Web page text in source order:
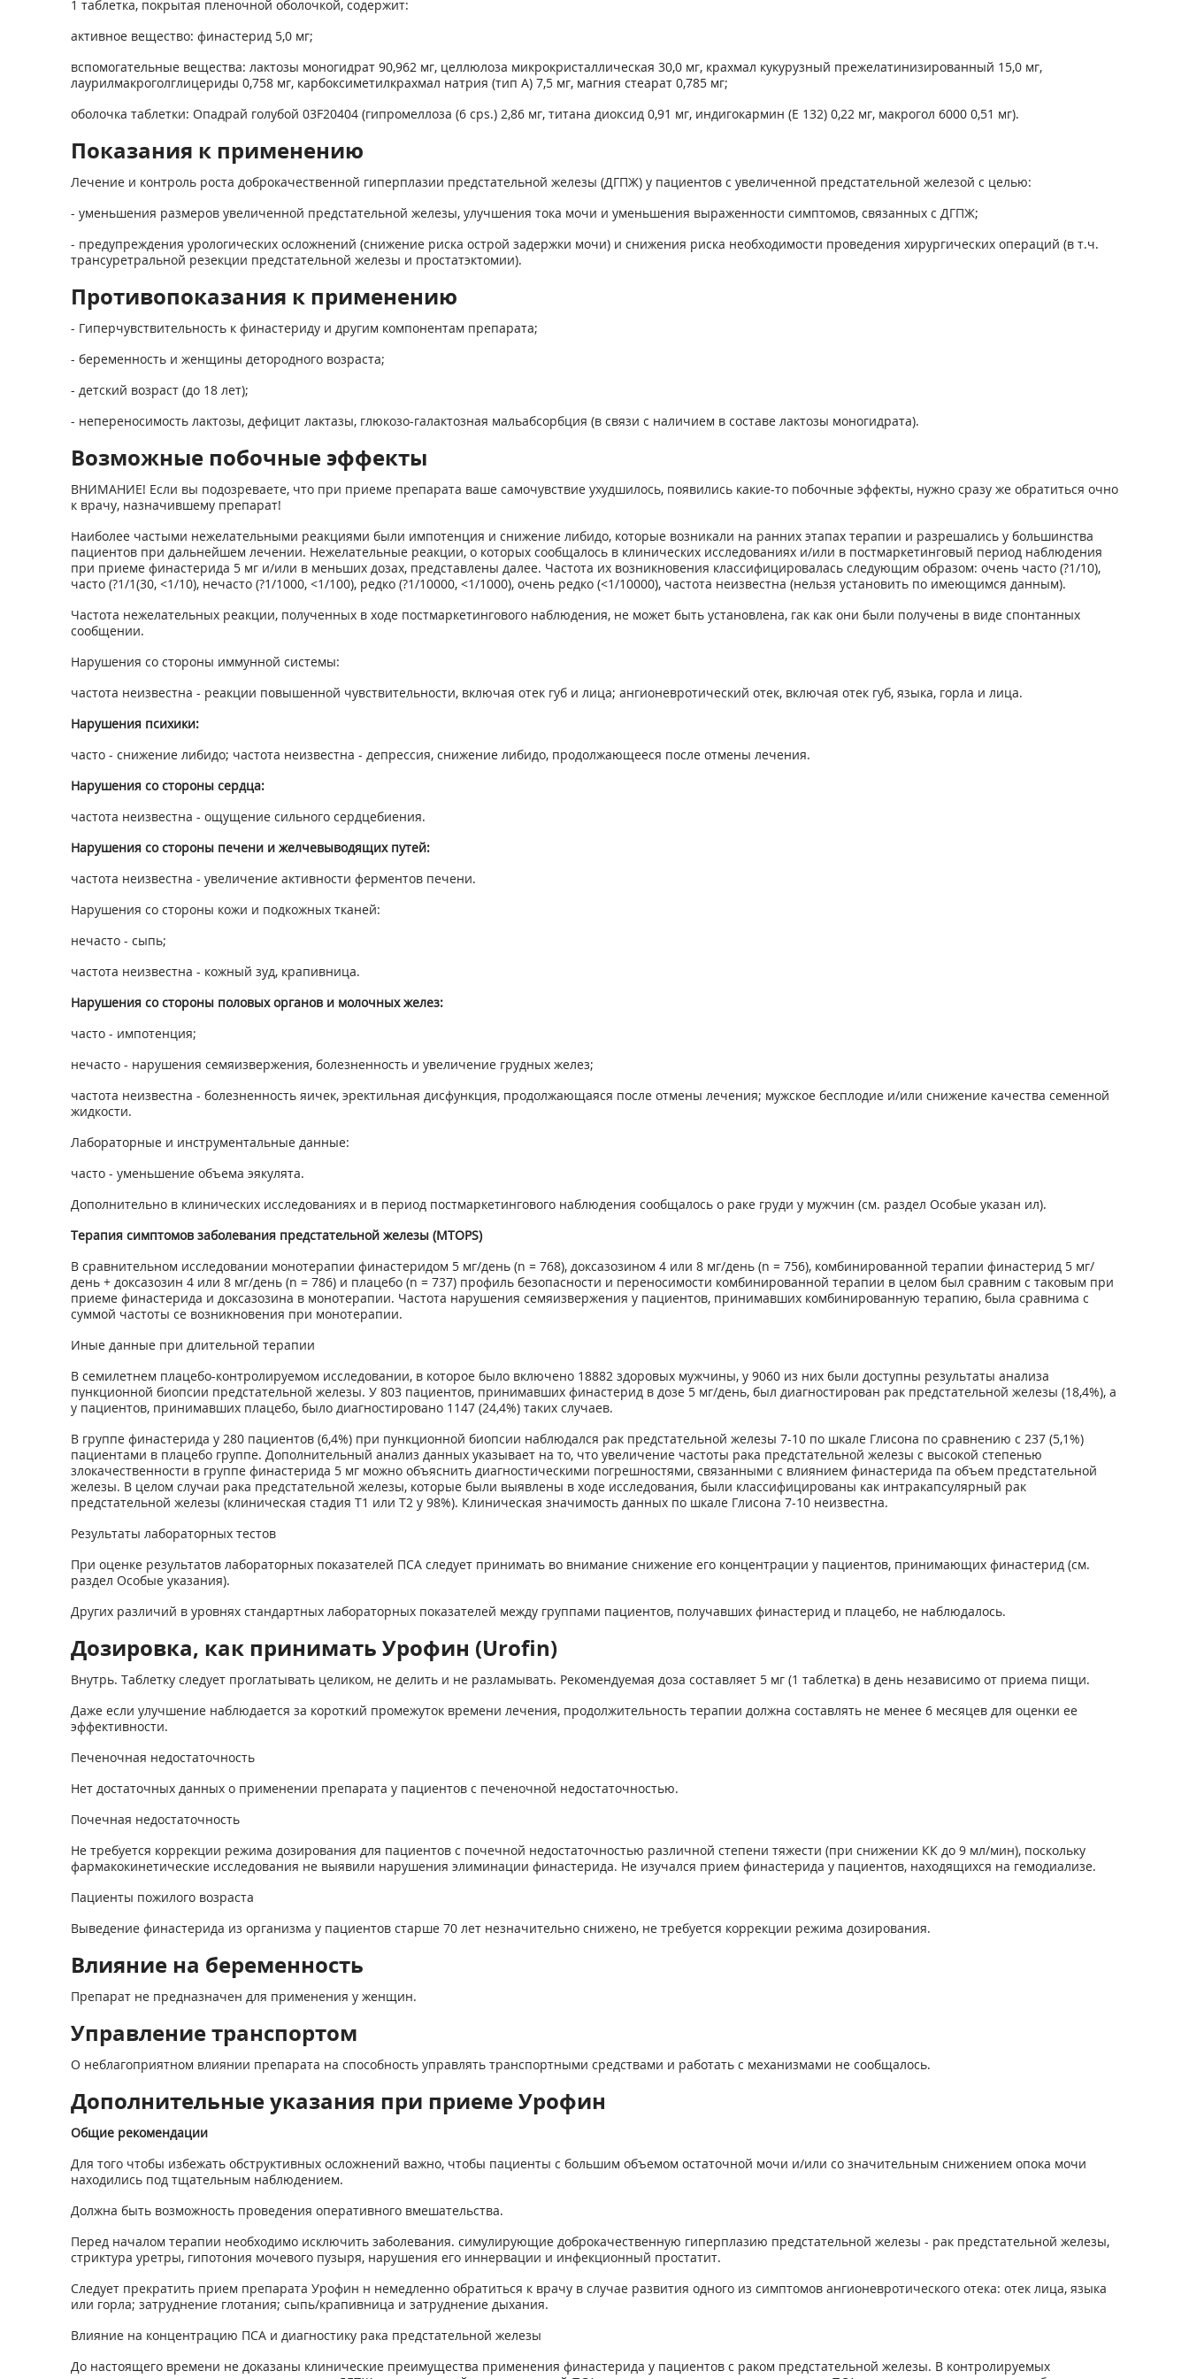
1 таблетка, покрытая пленочной оболочкой, содержит:
активное вещество: финастерид 5,0 мг;
вспомогательные вещества: лактозы моногидрат 90,962 мг, целлюлоза микрокристаллическая 30,0 мг, крахмал кукурузный прежелатинизированный 15,0 мг,
лаурилмакроголглицериды 0,758 мг, карбоксиметилкрахмал натрия (тип А) 7,5 мг, магния стеарат 0,785 мг;
оболочка таблетки: Опадрай голубой 03F20404 (гипромеллоза (6 cps.) 2,86 мг, титана диоксид 0,91 мг, индигокармин (Е 132) 0,22 мг, макрогол 6000 0,51 мг).
Показания к применению
Лечение и контроль роста доброкачественной гиперплазии предстательной железы (ДГПЖ) у пациентов с увеличенной предстательной железой с целью:
- уменьшения размеров увеличенной предстательной железы, улучшения тока мочи и уменьшения выраженности симптомов, связанных с ДГПЖ;
- предупреждения урологических осложнений (снижение риска острой задержки мочи) и снижения риска необходимости проведения хирургических операций (в т.ч.
трансуретральной резекции предстательной железы и простатэктомии).
Противопоказания к применению
- Гиперчувствительность к финастериду и другим компонентам препарата;
- беременность и женщины детородного возраста;
- детский возраст (до 18 лет);
- непереносимость лактозы, дефицит лактазы, глюкозо-галактозная мальабсорбция (в связи с наличием в составе лактозы моногидрата).
Возможные побочные эффекты
ВНИМАНИЕ! Если вы подозреваете, что при приеме препарата ваше самочувствие ухудшилось, появились какие-то побочные эффекты, нужно сразу же обратиться очно
к врачу, назначившему препарат!
Наиболее частыми нежелательными реакциями были импотенция и снижение либидо, которые возникали на ранних этапах терапии и разрешались у большинства
пациентов при дальнейшем лечении. Нежелательные реакции, о которых сообщалось в клинических исследованиях и/или в постмаркетинговый период наблюдения
при приеме финастерида 5 мг и/или в меньших дозах, представлены далее. Частота их возникновения классифицировалась следующим образом: очень часто (?1/10),
часто (?1/1(30, <1/10), нечасто (?1/1000, <1/100), редко (?1/10000, <1/1000), очень редко (<1/10000), частота неизвестна (нельзя установить по имеющимся данным).
Частота нежелательных реакции, полученных в ходе постмаркетингового наблюдения, не может быть установлена, гак как они были получены в виде спонтанных
сообщении.
Нарушения со стороны иммунной системы:
частота неизвестна - реакции повышенной чувствительности, включая отек губ и лица; ангионевротический отек, включая отек губ, языка, горла и лица.
Нарушения психики:
часто - снижение либидо; частота неизвестна - депрессия, снижение либидо, продолжающееся после отмены лечения.
Нарушения со стороны сердца:
частота неизвестна - ощущение сильного сердцебиения.
Нарушения со стороны печени и желчевыводящих путей:
частота неизвестна - увеличение активности ферментов печени.
Нарушения со стороны кожи и подкожных тканей:
нечасто - сыпь;
частота неизвестна - кожный зуд, крапивница.
Нарушения со стороны половых органов и молочных желез:
часто - импотенция;
нечасто - нарушения семяизвержения, болезненность и увеличение грудных желез;
частота неизвестна - болезненность яичек, эректильная дисфункция, продолжающаяся после отмены лечения; мужское бесплодие и/или снижение качества семенной
жидкости.
Лабораторные и инструментальные данные:
часто - уменьшение объема эякулята.
Дополнительно в клинических исследованиях и в период постмаркетингового наблюдения сообщалось о раке груди у мужчин (см. раздел Особые указан ил).
Терапия симптомов заболевания предстательной железы (MTOPS)
В сравнительном исследовании монотерапии финастеридом 5 мг/день (n = 768), доксазозином 4 или 8 мг/день (n = 756), комбинированной терапии финастерид 5 мг/
день + доксазозин 4 или 8 мг/день (n = 786) и плацебо (n = 737) профиль безопасности и переносимости комбинированной терапии в целом был сравним с таковым при
приеме финастерида и доксазозина в монотерапии. Частота нарушения семяизвержения у пациентов, принимавших комбинированную терапию, была сравнима с
суммой частоты се возникновения при монотерапии.
Иные данные при длительной терапии
В семилетнем плацебо-контролируемом исследовании, в которое было включено 18882 здоровых мужчины, у 9060 из них были доступны результаты анализа
пункционной биопсии предстательной железы. У 803 пациентов, принимавших финастерид в дозе 5 мг/день, был диагностирован рак предстательной железы (18,4%), а
у пациентов, принимавших плацебо, было диагностировано 1147 (24,4%) таких случаев.
В группе финастерида у 280 пациентов (6,4%) при пункционной биопсии наблюдался рак предстательной железы 7-10 по шкале Глисона по сравнению с 237 (5,1%)
пациентами в плацебо группе. Дополнительный анализ данных указывает на то, что увеличение частоты рака предстательной железы с высокой степенью
злокачественности в группе финастерида 5 мг можно объяснить диагностическими погрешностями, связанными с влиянием финастерида па объем предстательной
железы. В целом случаи рака предстательной железы, которые были выявлены в ходе исследования, были классифицированы как интракапсулярный рак
предстательной железы (клиническая стадия Т1 или Т2 у 98%). Клиническая значимость данных по шкале Глисона 7-10 неизвестна.
Результаты лабораторных тестов
При оценке результатов лабораторных показателей ПСА следует принимать во внимание снижение его концентрации у пациентов, принимающих финастерид (см.
раздел Особые указания).
Других различий в уровнях стандартных лабораторных показателей между группами пациентов, получавших финастерид и плацебо, не наблюдалось.
Дозировка, как принимать Урофин (Urofin)
Внутрь. Таблетку следует проглатывать целиком, не делить и не разламывать. Рекомендуемая доза составляет 5 мг (1 таблетка) в день независимо от приема пищи.
Даже если улучшение наблюдается за короткий промежуток времени лечения, продолжительность терапии должна составлять не менее 6 месяцев для оценки ее
эффективности.
Печеночная недостаточность
Нет достаточных данных о применении препарата у пациентов с печеночной недостаточностью.
Почечная недостаточность
Не требуется коррекции режима дозирования для пациентов с почечной недостаточностью различной степени тяжести (при снижении КК до 9 мл/мин), поскольку
фармакокинетические исследования не выявили нарушения элиминации финастерида. Не изучался прием финастерида у пациентов, находящихся на гемодиализе.
Пациенты пожилого возраста
Выведение финастерида из организма у пациентов старше 70 лет незначительно снижено, не требуется коррекции режима дозирования.
Влияние на беременность
Препарат не предназначен для применения у женщин.
Управление транспортом
О неблагоприятном влиянии препарата на способность управлять транспортными средствами и работать с механизмами не сообщалось.
Дополнительные указания при приеме Урофин
Общие рекомендации
Для того чтобы избежать обструктивных осложнений важно, чтобы пациенты с большим объемом остаточной мочи и/или со значительным снижением опока мочи
находились под тщательным наблюдением.
Должна быть возможность проведения оперативного вмешательства.
Перед началом терапии необходимо исключить заболевания. симулирующие доброкачественную гиперплазию предстательной железы - рак предстательной железы,
стриктура уретры, гипотония мочевого пузыря, нарушения его иннервации и инфекционный простатит.
Следует прекратить прием препарата Урофин н немедленно обратиться к врачу в случае развития одного из симптомов ангионевротического отека: отек лица, языка
или горла; затруднение глотания; сыпь/крапивница и затруднение дыхания.
Влияние на концентрацию ПСА и диагностику рака предстательной железы
До настоящего времени не доказаны клинические преимущества применения финастерида у пациентов с раком предстательной железы. В контролируемых